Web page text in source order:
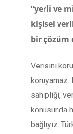
“yerli ve
kişisel
bir çözüm
Verisini
koruyamaz.
sahipliği,
konusunda
bağlıyız.